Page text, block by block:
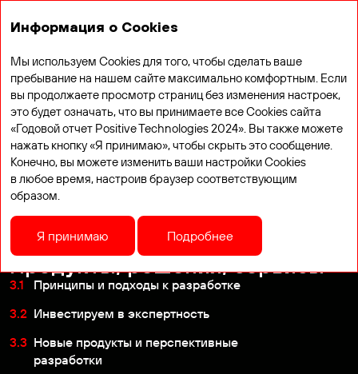
Годовой отчет 2024
Продукты, решения, сервисы
3.1
Принципы и подходы к разработке
3.2 Инвестируем в экспертность
3.3 Новые продукты и перспективные
разработки
Информация о Cookies
Мы используем Cookies для того, чтобы сделать ваше
пребывание на нашем сайте максимально комфортным. Если
вы продолжаете просмотр страниц без изменения настроек,
это будет означать, что вы принимаете все Cookies сайта
«Годовой отчет Positive Technologies 2024». Вы также можете
нажать кнопку «Я принимаю», чтобы скрыть это сообщение.
Конечно, вы можете изменить ваши настройки Cookies
в любое время, настроив браузер соответствующим
образом.
Я принимаю Подробнее